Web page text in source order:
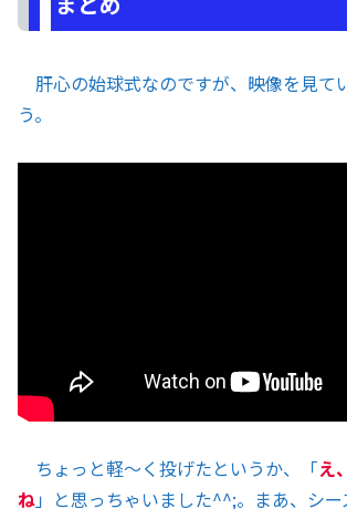
肝心の始球式なのですが、映像を見て
う。
ちょっと軽〜く投げたというか、「え
ね」と思っちゃいました^^;。まあ、シ